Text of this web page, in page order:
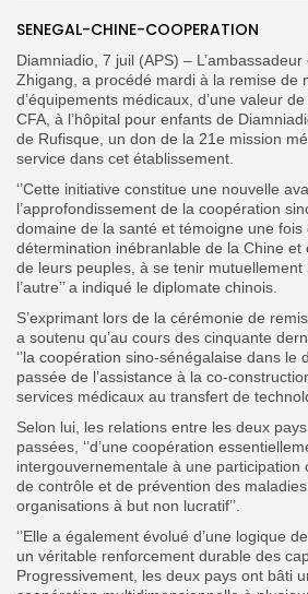
for:
FR
SENEGAL-CHINE-COOPERATION
Diamniadio, 7 juil (APS) –
Zhigang, a procédé mardi à la remise de
d’équipements médicaux, d’une valeur
CFA, à l’hôpital pour enfants de
de Rufisque, un don de la 21e mission
service dans cet établissement.
‘’Cette initiative constitue une nouvelle
l’approfondissement de la coopération
domaine de la santé et témoigne une fois
détermination inébranlable de la Chine et
de leurs peuples, à se tenir mutuellement
l’autre’’ a indiqué le diplomate chinois.
S’exprimant lors de la cérémonie de
a soutenu qu’au cours des cinquante
‘’la coopération sino-sénégalaise dans
passée de l’assistance à la co-
services médicaux au transfert de
Selon lui, les relations entre les deux
passées, ‘’d’une coopération
intergouvernementale à une participation
de contrôle et de prévention des
organisations à but non lucratif’’.
‘’Elle a également évolué d’une logique
un véritable renforcement durable des
Progressivement, les deux pays ont bâti